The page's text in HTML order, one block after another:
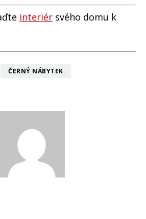
interiér svého domu k
ČERNÝ NÁBYTEK